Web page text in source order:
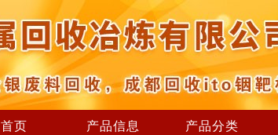
首页 产品信息 产品分类